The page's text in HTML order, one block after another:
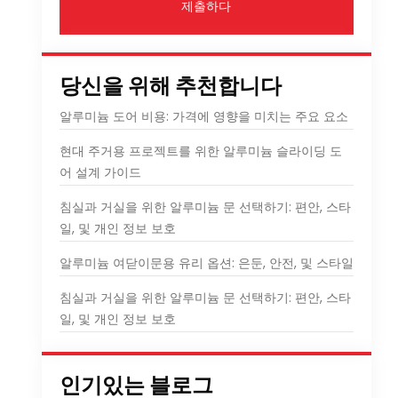
제출하다
당신을 위해 추천합니다
알루미늄 도어 비용: 가격에 영향을 미치는 주요 요소
현대 주거용 프로젝트를 위한 알루미늄 슬라이딩 도
어 설계 가이드
침실과 거실을 위한 알루미늄 문 선택하기: 편안, 스타
일, 및 개인 정보 보호
알루미늄 여닫이문용 유리 옵션: 은둔, 안전, 및 스타일
침실과 거실을 위한 알루미늄 문 선택하기: 편안, 스타
일, 및 개인 정보 보호
인기있는 블로그